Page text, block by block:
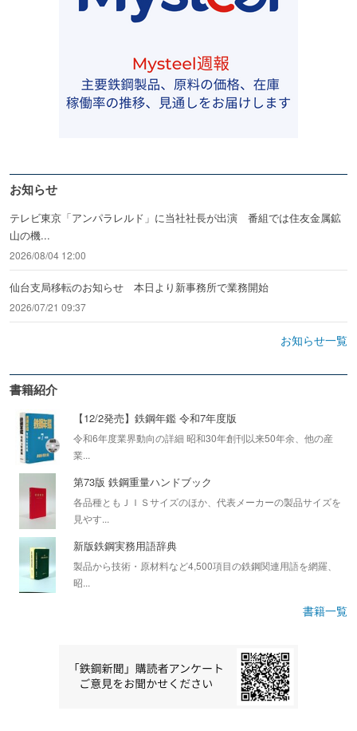
お知らせ
テレビ東京「アンパラレルド」に当社社長が出演 番組では住友金属鉱
山の機...
2026/08/04 12:00
仙台支局移転のお知らせ 本日より新事務所で業務開始
2026/07/21 09:37
お知らせ一覧
書籍紹介
【12/2発売】鉄鋼年鑑 令和7年度版
令和6年度業界動向の詳細 昭和30年創刊以来50年余、他の産
業...
第73版 鉄鋼重量ハンドブック
各品種ともＪＩＳサイズのほか、代表メーカーの製品サイズを
見やす...
新版鉄鋼実務用語辞典
製品から技術・原材料など4,500項目の鉄鋼関連用語を網羅、
昭...
書籍一覧